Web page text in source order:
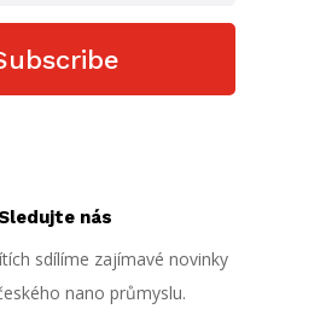
nás
sdílíme zajímavé novinky
nano průmyslu.